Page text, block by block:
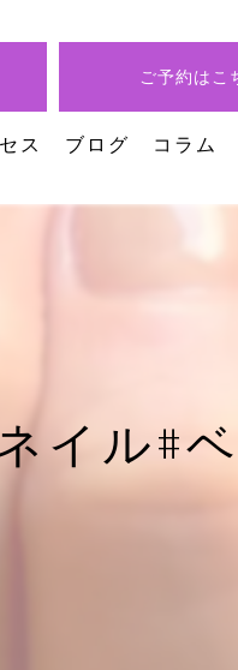
ご予約はこ
ス ブログ コラム
イル#